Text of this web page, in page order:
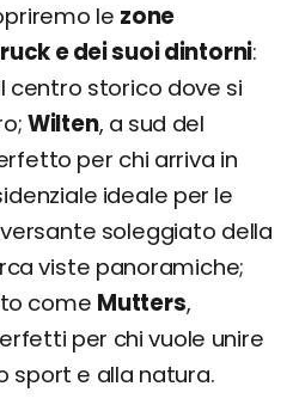
le zone
e dei suoi dintorni:
centro storico dove si
Wilten, a sud del
per chi arriva in
ideale per le
versante soleggiato della
viste panoramiche;
come Mutters,
per chi vuole unire
sport e alla natura.